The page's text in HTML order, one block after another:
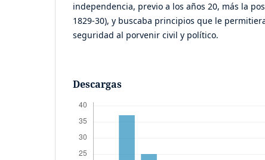
independencia, previo a los años 20, más la
1829-30), y buscaba principios que le
seguridad al porvenir civil y político.
Descargas